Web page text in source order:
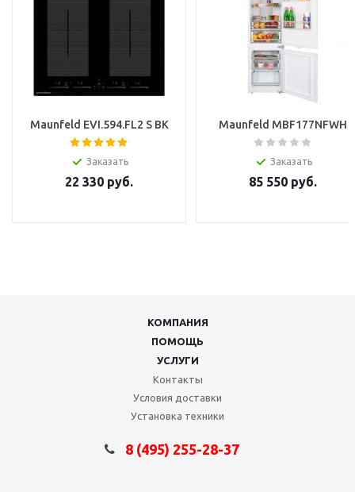
Maunfeld EVI.594.FL2 S BK
Заказать
22 330 руб.
Maunfeld MBF177NFWH
Заказать
85 550 руб.
КОМПАНИЯ
ПОМОЩЬ
УСЛУГИ
Контакты
Условия доставки
Установка техники
8 (495) 255-28-37